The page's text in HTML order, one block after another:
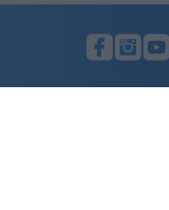
LUNIFIN S.r.l. a socio unico.